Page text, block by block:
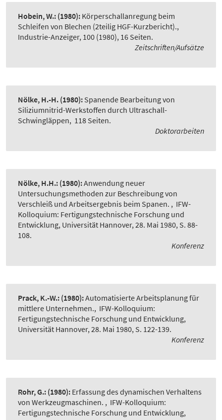
Hobein, W.: (1980): Körperschallanregung beim
Schleifen von Blechen (2teilig HGF-Kurzbericht).,
Industrie-Anzeiger, 100 (1980), 16 Seiten.
Zeitschriften/Aufsätze
Nölke, H.-H. (1980): Spanende Bearbeitung von
Siliziumnitrid-Werkstoffen durch Ultraschall-
Schwingläppen, 118 Seiten.
Doktorarbeiten
Nölke, H.H.: (1980):Anwendung neuer
Untersuchungsmethoden zur Beschreibung von
Verschleiß und Arbeitsergebnis beim Spanen. , IFW-
Kolloquium: Fertigungstechnische Forschung und
Entwicklung, Universität Hannover, 28. Mai 1980, S. 88-
108.
Konferenz
Prack, K.-W.: (1980):Automatisierte Arbeitsplanung für
mittlere Unternehmen., IFW-Kolloquium:
Fertigungstechnische Forschung und Entwicklung,
Universität Hannover, 28. Mai 1980, S. 122-139.
Konferenz
Rohr, G.: (1980): Erfassung des dynamischen Verhaltens
von Werkzeugmaschinen. , IFW-Kolloquium:
Fertigungstechnische Forschung und Entwicklung,